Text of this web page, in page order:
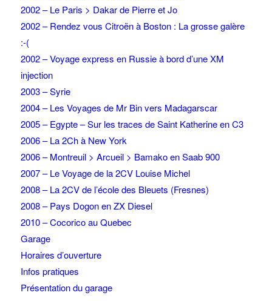
2002 – Le Paris > Dakar de Pierre et Jo
2002 – Rendez vous Citroën à Boston : La grosse galère
:-(
2002 – Voyage express en Russie à bord d’une XM
injection
2003 – Syrie
2004 – Les Voyages de Mr Bin vers Madagarscar
2005 – Egypte – Sur les traces de Saint Katherine en C3
2006 – La 2Ch à New York
2006 – Montreuil > Arcueil > Bamako en Saab 900
2007 – Le Voyage de la 2CV Louise Michel
2008 – La 2CV de l’école des Bleuets (Fresnes)
2008 – Pays Dogon en ZX Diesel
2010 – Cocorico au Quebec
Garage
Horaires d’ouverture
Infos pratiques
Présentation du garage